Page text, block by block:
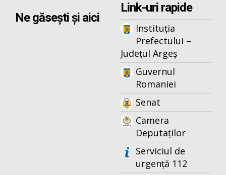
Ne găsești și aici
Link-uri rapide
Instituția
Prefectului –
Județul Argeș
Guvernul
Romaniei
Senat
Camera
Deputaților
Serviciul de
urgență 112